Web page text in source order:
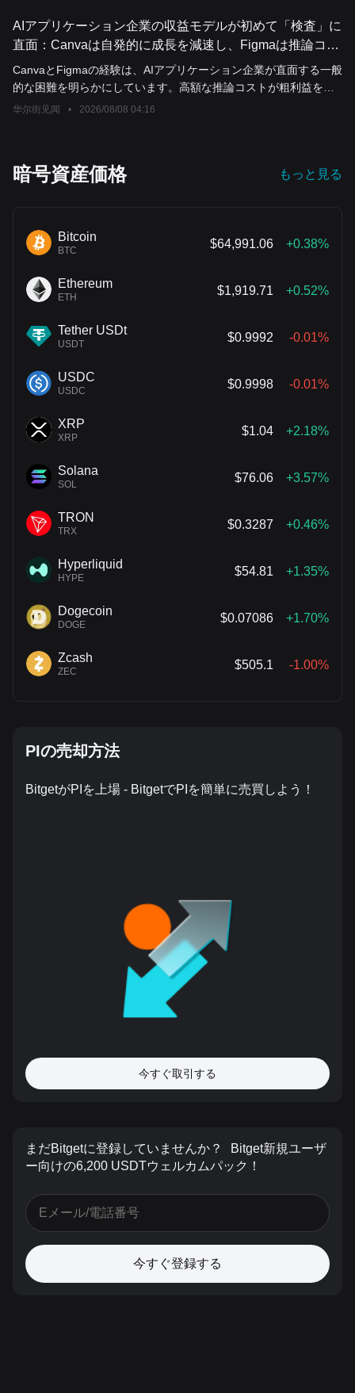
AIアプリケーション企業の収益モデルが初めて「検査」に
直面：Canvaは自発的に成長を減速し、Figmaは推論コス
トを自社で負担
CanvaとFigmaの経験は、AIアプリケーション企業が直面する一般
的な困難を明らかにしています。高額な推論コストが粗利益を著
しく侵食し、ユニットエコノミクスを損なっています。コストを
ていますが、AIによる利益獲得の道筋はまだ時間による検証が必
华尔街见闻 • 2026/08/08 04:16
暗号資産価格 もっと見る
Bitcoin
BTC
$64,991.06 +0.38%
Ethereum
ETH
$1,919.71 +0.52%
Tether USDt
USDT
$0.9992 -0.01%
USDC
USDC
$0.9998 -0.01%
XRP
XRP
$1.04 +2.18%
Solana
SOL
$76.06 +3.57%
TRON
TRX
$0.3287 +0.46%
Hyperliquid
HYPE
$54.81 +1.35%
Dogecoin
DOGE
$0.07086 +1.70%
Zcash
ZEC
$505.1 -1.00%
PIの売却方法
BitgetがPIを上場 - BitgetでPIを簡単に売買しよう！
今すぐ取引する
まだBitgetに登録していませんか？
Bitget新規ユーザ
ー向けの6,200 USDTウェルカムパック！
今すぐ登録する